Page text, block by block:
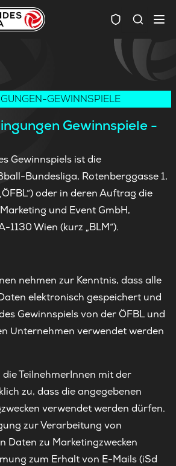
GEWINNSPIELE
Gewinnspiele -
Gewinnspiels ist die
Bundesliga, Rotenberggasse 1,
oder in deren Auftrag die
und Event GmbH,
1130 Wien (kurz „BLM“).
nehmen zur Kenntnis, dass alle
elektronisch gespeichert und
Gewinnspiels von der ÖFBL und
Unternehmen verwendet werden
TeilnehmerInnen mit der
zu, dass die angegebenen
verwendet werden dürfen.
zur Verarbeitung von
Daten zu Marketingzwecken
zum Erhalt von E-Mails (iSd